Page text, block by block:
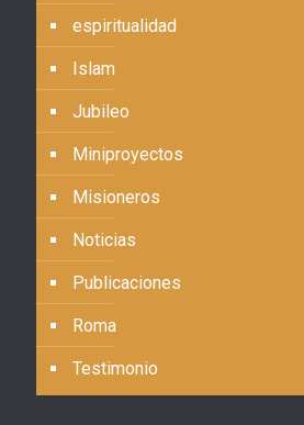
espiritualidad
Islam
Jubileo
Miniproyectos
Misioneros
Noticias
Publicaciones
Roma
Testimonio